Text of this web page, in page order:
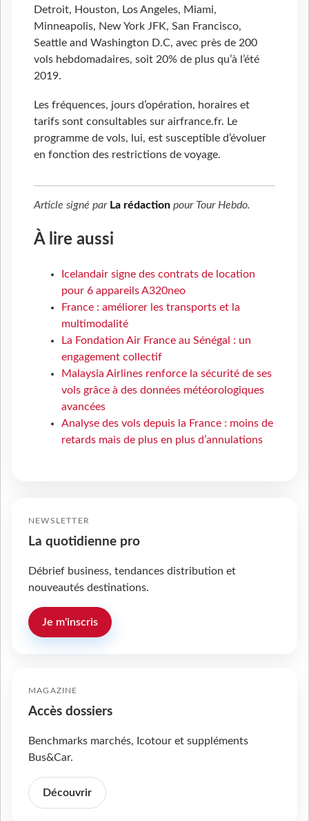
Detroit, Houston, Los Angeles, Miami,
Minneapolis, New York JFK, San Francisco,
Seattle and Washington D.C, avec près de 200
vols hebdomadaires, soit 20% de plus qu’à l’été
2019.
Les fréquences, jours d’opération, horaires et
tarifs sont consultables sur airfrance.fr. Le
programme de vols, lui, est susceptible d’évoluer
en fonction des restrictions de voyage.
Article signé par La rédaction pour Tour Hebdo.
À lire aussi
Icelandair signe des contrats de location
pour 6 appareils A320neo
France : améliorer les transports et la
multimodalité
La Fondation Air France au Sénégal : un
engagement collectif
Malaysia Airlines renforce la sécurité de ses
vols grâce à des données météorologiques
avancées
Analyse des vols depuis la France : moins de
retards mais de plus en plus d’annulations
NEWSLETTER
La quotidienne pro
Débrief business, tendances distribution et
nouveautés destinations.
Je m'inscris
MAGAZINE
Accès dossiers
Benchmarks marchés, Icotour et suppléments
Bus&Car.
Découvrir